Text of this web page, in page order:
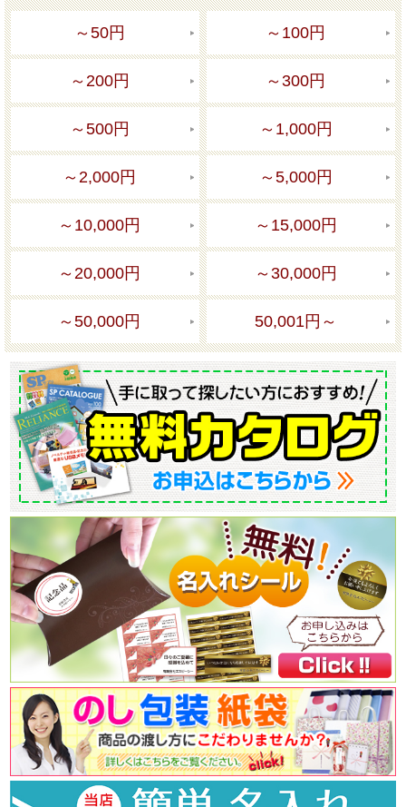
～50円 ～100円
～200円 ～300円
～500円 ～1,000円
～2,000円 ～5,000円
～10,000円 ～15,000円
～20,000円 ～30,000円
～50,000円 50,001円～